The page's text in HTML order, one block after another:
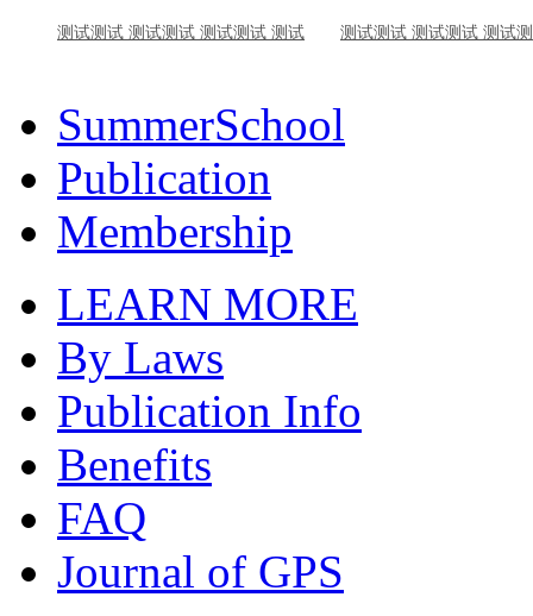
测试测试 测试测试 测试测试 测试 测试测试 测试测试 测试
SummerSchool
Publication
Membership
LEARN MORE
By Laws
Publication Info
Benefits
FAQ
Journal of GPS